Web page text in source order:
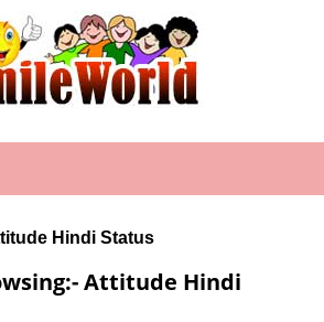
Hindi Status
Attitude Hindi